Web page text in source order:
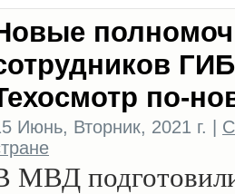
по-
Июнь, Вторник, 2021 г. |
МВД